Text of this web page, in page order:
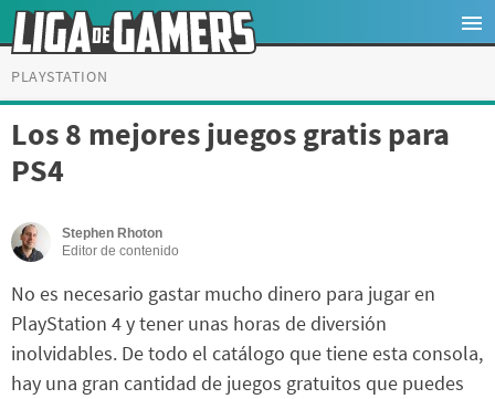
PLAYSTATION
Los 8 mejores juegos gratis para
PS4
Stephen Rhoton
Editor de contenido
No es necesario gastar mucho dinero para jugar en
PlayStation 4 y tener unas horas de diversión
inolvidables. De todo el catálogo que tiene esta consola,
hay una gran cantidad de juegos gratuitos que puedes